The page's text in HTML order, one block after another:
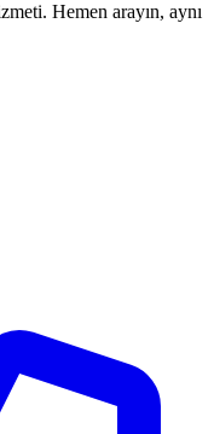
Hemen arayın, aynı